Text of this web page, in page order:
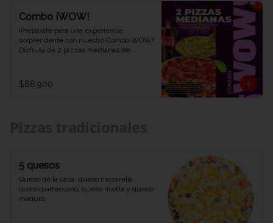
Combo ¡WOW!
¡Prepárate para una experiencia
sorprendente con nuestro Combo WOW!
Disfruta de 2 pizzas medianas de
combinación explosiva de sabores y
diversión que te dejará diciendo WOW
$88.900
5 quesos
Queso de la casa, queso mozarella,
queso parmesano, queso ricotta y queso
maduro.